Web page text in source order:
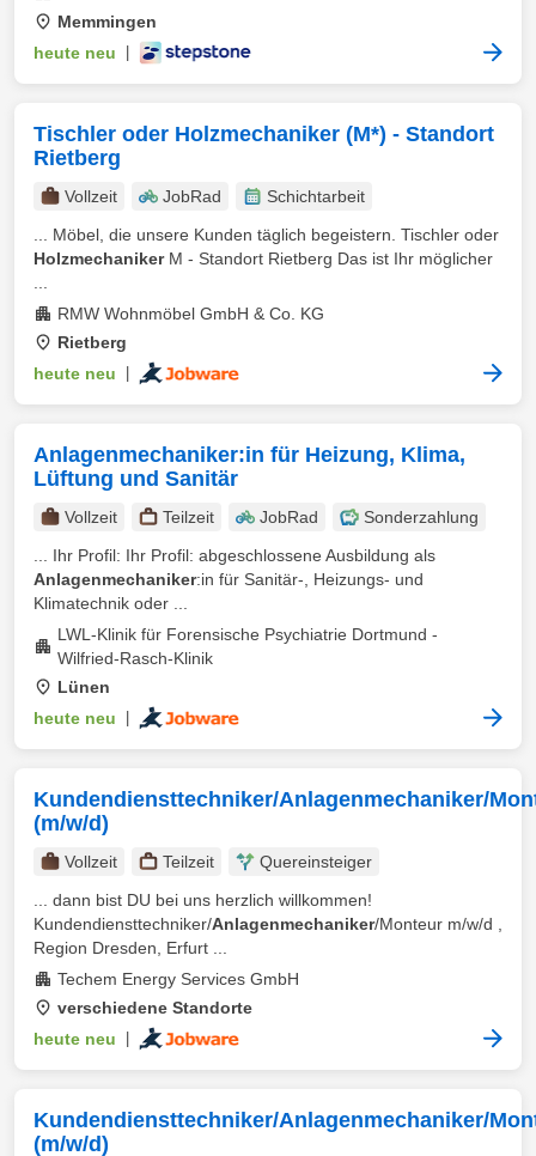
Memmingen
heute neu
Tischler oder Holzmechaniker (M*) - Standort
Rietberg
Vollzeit JobRad
Schichtarbeit
... Möbel, die unsere Kunden täglich begeistern. Tischler oder
HolzmechanikerM - Standort Rietberg Das ist Ihr möglicher
RMW Wohnmöbel GmbH & Co. KG
Rietberg
heute neu
Anlagenmechaniker:in für Heizung, Klima,
Lüftung und Sanitär
Vollzeit Teilzeit JobRad
Sonderzahlung
... Ihr Profil: Ihr Profil: abgeschlossene Ausbildung als
Anlagenmechaniker:in für Sanitär-, Heizungs- und
Klimatechnik oder ...
LWL-Klinik für Forensische Psychiatrie Dortmund -
Wilfried-Rasch-Klinik
Lünen
heute neu
Kundendiensttechniker/Anlagenmechaniker/
(m/w/d)
Vollzeit Teilzeit
Quereinsteiger
... dann bist DU bei uns herzlich willkommen!
Kundendiensttechniker/Anlagenmechaniker/Monteur m/w/d ,
Region Dresden, Erfurt ...
Techem Energy Services GmbH
verschiedene Standorte
heute neu
Kundendiensttechniker/Anlagenmechaniker/
(m/w/d)